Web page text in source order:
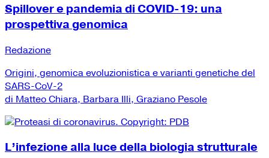
Spillover e pandemia di COVID-19: una
prospettiva genomica
Redazione
Origini, genomica evoluzionistica e varianti genetiche del
SARS-CoV-2
di Matteo Chiara, Barbara Illi, Graziano Pesole
L’infezione alla luce della biologia strutturale